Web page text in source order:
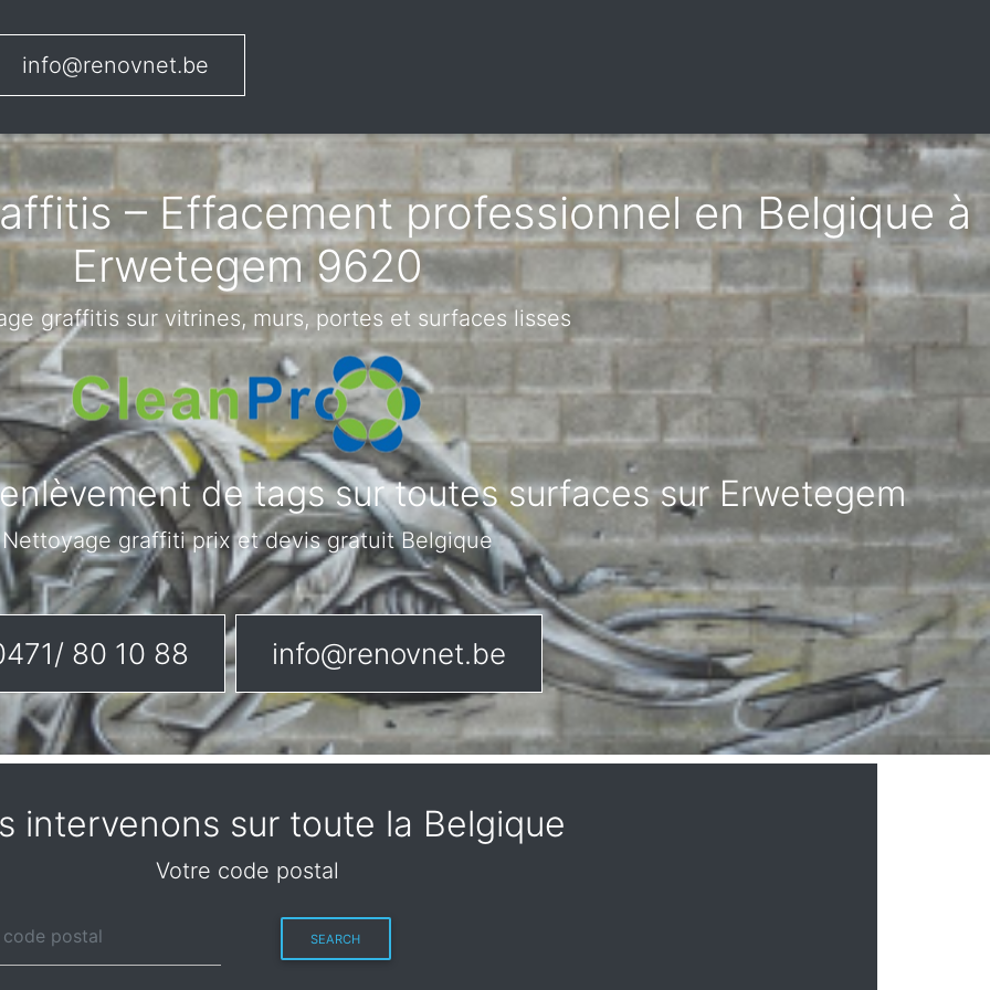
info@renovnet.be
– Effacement professionnel en Belgique à
Erwetegem 9620
graffitis sur vitrines, murs, portes et surfaces lisses
de tags sur toutes surfaces sur Erwetegem
Nettoyage graffiti prix et devis gratuit Belgique
80 10 88 info@renovnet.be
intervenons sur toute la Belgique
Votre code postal
SEARCH